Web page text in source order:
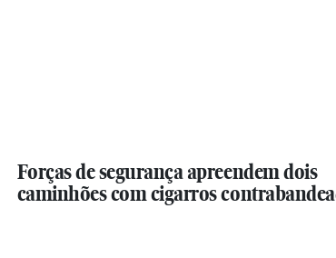
Forças de segurança apreendem dois
caminhões com cigarros